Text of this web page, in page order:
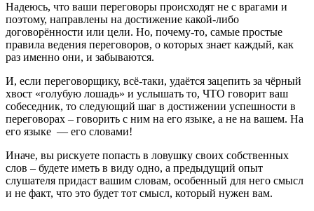
Надеюсь, что ваши переговоры происходят не с врагами и
поэтому, направлены на достижение какой-либо
договорённости или цели. Но, почему-то, самые простые
правила ведения переговоров, о которых знает каждый, как
раз именно они, и забываются.
И, если переговорщику, всё-таки, удаётся зацепить за чёрный
хвост «голубую лошадь» и услышать то, ЧТО говорит ваш
собеседник, то следующий шаг в достижении успешности в
переговорах – говорить с ним на его языке, а не на вашем. На
его языке — его словами!
Иначе, вы рискуете попасть в ловушку своих собственных
слов – будете иметь в виду одно, а предыдущий опыт
слушателя придаст вашим словам, особенный для него смысл
и не факт, что это будет тот смысл, который нужен вам.